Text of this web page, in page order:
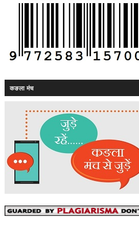
कङला मंच